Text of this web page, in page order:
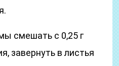
смешать с 0,25 г
завернуть в листья